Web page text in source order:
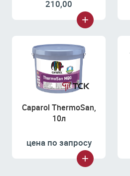
210,00
Caparol ThermoSan,
10л
цена по запросу